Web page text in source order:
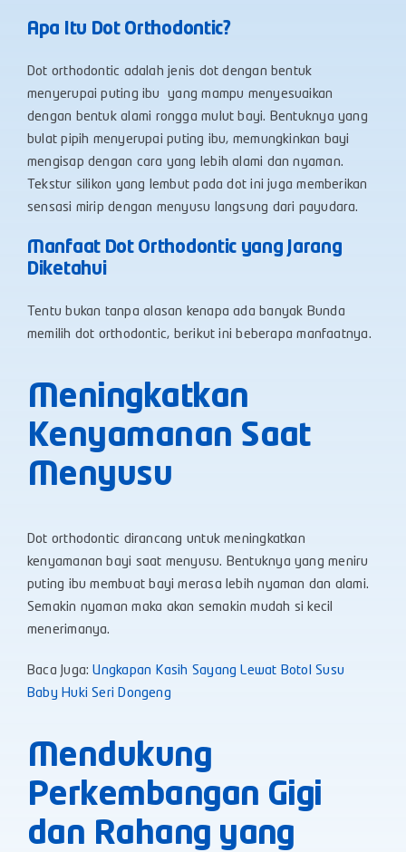
Apa Itu Dot Orthodontic?
Dot orthodontic adalah jenis dot dengan bentuk
menyerupai puting ibu yang mampu menyesuaikan
dengan bentuk alami rongga mulut bayi. Bentuknya yang
bulat pipih menyerupai puting ibu, memungkinkan bayi
mengisap dengan cara yang lebih alami dan nyaman.
Tekstur silikon yang lembut pada dot ini juga memberikan
sensasi mirip dengan menyusu langsung dari payudara.
Manfaat Dot Orthodontic yang Jarang
Diketahui
Tentu bukan tanpa alasan kenapa ada banyak Bunda
memilih dot orthodontic, berikut ini beberapa manfaatnya.
Meningkatkan
Kenyamanan Saat
Menyusu
Dot orthodontic dirancang untuk meningkatkan
kenyamanan bayi saat menyusu. Bentuknya yang meniru
puting ibu membuat bayi merasa lebih nyaman dan alami.
Semakin nyaman maka akan semakin mudah si kecil
menerimanya.
Baca Juga:Ungkapan Kasih Sayang Lewat Botol Susu
Baby Huki Seri Dongeng
Mendukung
Perkembangan Gigi
dan Rahang yang